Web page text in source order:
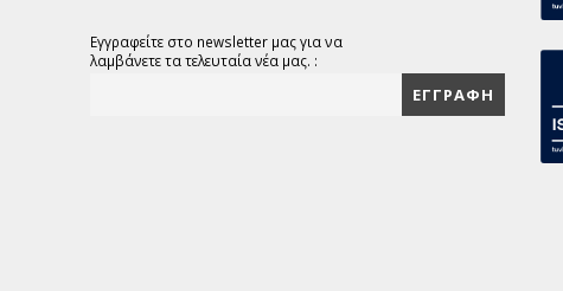
Εγγραφείτε στο newsletter μας για να
λαμβάνετε τα τελευταία νέα μας. :